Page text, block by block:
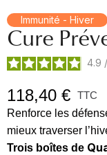
Immunité - Hiver
Cure
4.9 /
118,40 € TTC
Renforce les
mieux traverser
Trois boîtes de